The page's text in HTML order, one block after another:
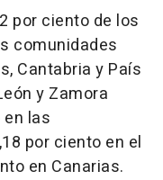
por ciento de los
comunidades
Cantabria y País
y Zamora
las
por ciento en el
en Canarias.